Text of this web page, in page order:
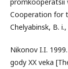
Cooperation for
Chelyabinsk, B.
Nikonov I.I.
gody XX veka